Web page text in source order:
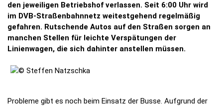
den jeweiligen Betriebshof verlassen. Seit 6:00 Uhr wird
im DVB-Straßenbahnnetz weitestgehend regelmäßig
gefahren. Rutschende Autos auf den Straßen sorgen an
manchen Stellen für leichte Verspätungen der
Linienwagen, die sich dahinter anstellen müssen.
Probleme gibt es noch beim Einsatz der Busse. Aufgrund der